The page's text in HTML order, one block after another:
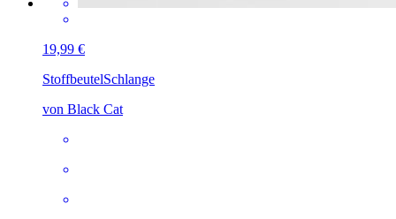
19,99 €
StoffbeutelSchlange
von Black Cat